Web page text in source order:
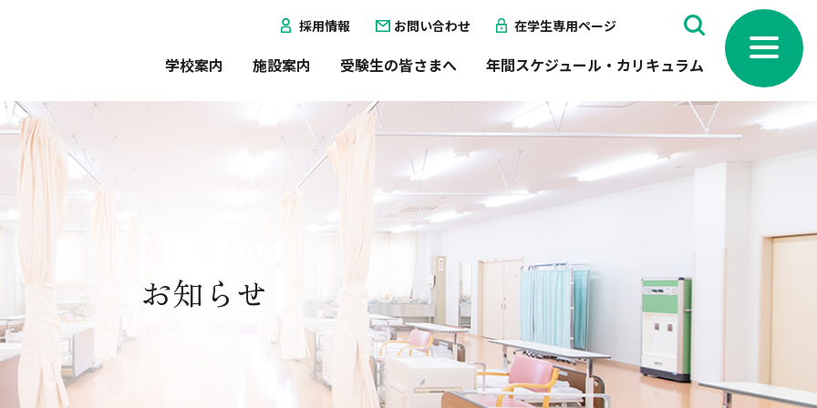
toggle
navigation
採用情報 お問い合わせ 在学生専用ページ
学校案内 施設案内 受験生の皆さまへ 年間スケジュール・カリキュラム
お知らせ